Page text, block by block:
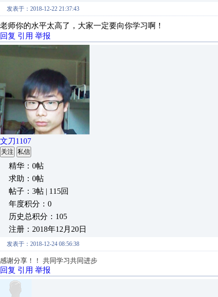
发表于：2018-12-22 21:37:43
老师你的水平太高了，大家一定要向你学习啊！
回复 引用 举报
文刀1107
关注 私信
精华：0帖
求助：0帖
帖子：3帖 | 115回
年度积分：0
历史总积分：105
注册：2018年12月20日
发表于：2018-12-24 08:56:38
感谢分享！！ 共同学习共同进步
回复 引用 举报